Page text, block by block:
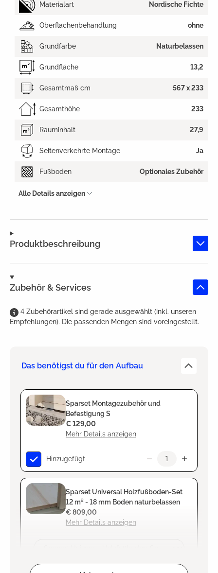
Produktbeschreibung
Zubehör & Services
4 Zubehörartikel sind gerade ausgewählt (inkl. unseren
Empfehlungen). Die passenden Mengen sind voreingestellt.
Das benötigst du für den Aufbau
Sparset Montagezubehör und
Befestigung S
Mehr Details anzeigen
€ 129,00
Hinzugefügt
Sparset Universal Holzfußboden-Set
12 m² - 18 mm Boden naturbelassen
Mehr Details anzeigen
€ 809,00
Materialart Nordische Fichte
Oberflächenbehandlung ohne
Grundfarbe Naturbelassen
Grundfläche 13,2
Gesamtmaß cm 567 x 233
Gesamthöhe 233
Rauminhalt 27,9
Seitenverkehrte Montage Ja
Fußboden Optionales Zubehör
Alle Details anzeigen